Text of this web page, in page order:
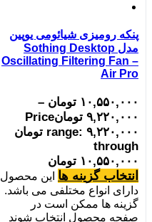
پنکه رومیزی شیائومی یوپین
مدل Sothing Desktop
Oscillating Filtering Fan –
Air Pro
۱۰,۵۵۰,۰۰۰ تومان –
۹,۲۲۰,۰۰۰ تومانPrice
range: ۹,۲۲۰,۰۰۰ تومان
through
۱۰,۵۵۰,۰۰۰ تومان
انتخاب گزینه ها این محصول
دارای انواع مختلفی می باشد.
گزینه ها ممکن است در
صفحه محصول انتخاب شوند